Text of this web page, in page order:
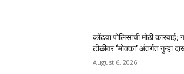
कोंढवा पोलिसांची मोठी कारवाई;
टोळीवर ‘मोक्का’ अंतर्गत गुन्हा
August 6, 2026